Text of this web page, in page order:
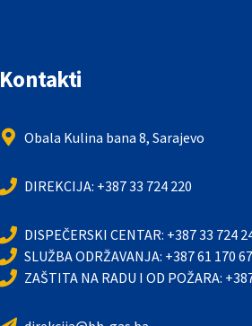
Kontakti
Obala Kulina bana 8, Sarajevo
DIREKCIJA: +387 33 724 220
DISPEČERSKI CENTAR: +387 33 724
SLUŽBA ODRŽAVANJA: +387 61 170
ZAŠTITA NA RADU I OD POŽARA: